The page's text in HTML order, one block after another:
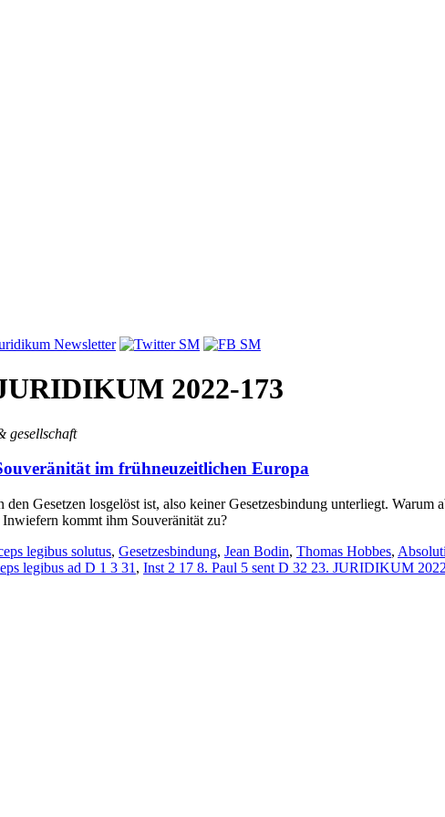
2022-173
gesellschaft
im frühneuzeitlichen Europa
Gesetzen losgelöst ist, also keiner Gesetzesbindung unterliegt. Warum
kommt ihm Souveränität zu?
legibus solutus, Gesetzesbindung, Jean Bodin, Thomas Hobbes,
legibus ad D 1 3 31 , Inst 2 17 8. Paul 5 sent D 32 23. JURIDIKUM